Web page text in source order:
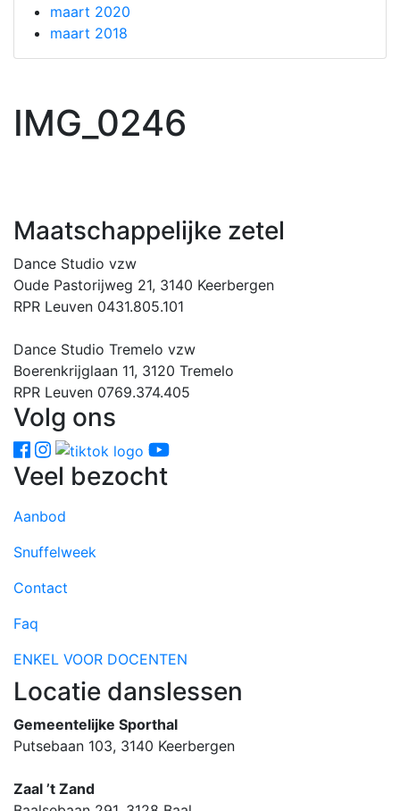
maart 2020
maart 2018
IMG_0246
Maatschappelijke zetel
Dance Studio vzw
Oude Pastorijweg 21, 3140 Keerbergen
RPR Leuven 0431.805.101
Dance Studio Tremelo vzw
Boerenkrijglaan 11, 3120 Tremelo
RPR Leuven 0769.374.405
Volg ons
Veel bezocht
Aanbod
Snuffelweek
Contact
Faq
ENKEL VOOR DOCENTEN
Locatie danslessen
Gemeentelijke Sporthal
Putsebaan 103, 3140 Keerbergen
Zaal ’t Zand